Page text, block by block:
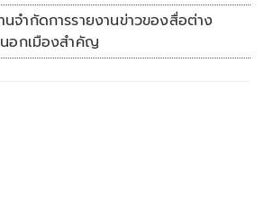
นจำกัดการรายงานข่าวของสื่อต่าง
นอกเมืองสำคัญ